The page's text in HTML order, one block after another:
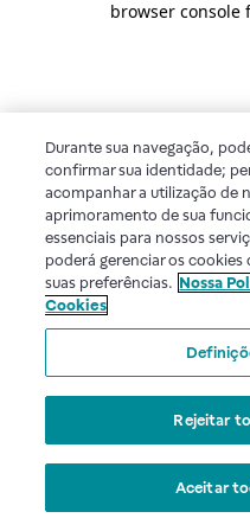
browser console
Durante sua navegação,
confirmar sua identidade;
acompanhar a utilização de
aprimoramento de sua
essenciais para nossos
poderá gerenciar os
suas preferências. Nossa
Cookies
Rejeitar
Aceitar